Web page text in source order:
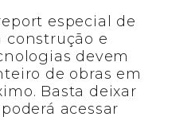
especial de
construção e
devem
de obras em
Basta deixar
acessar